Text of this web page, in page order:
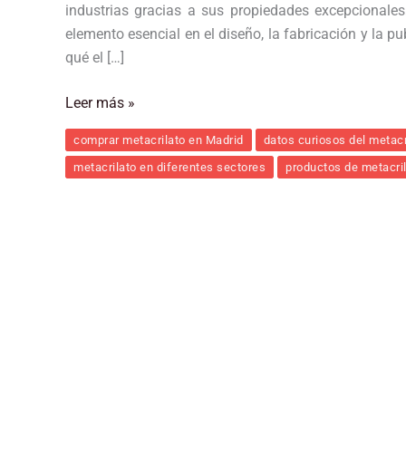
industrias gracias a sus propiedades
elemento esencial en el diseño, la fabricación y la
qué el […]
Leer más »
comprar metacrilato en Madrid datos curiosos del
metacrilato en diferentes sectores
productos de